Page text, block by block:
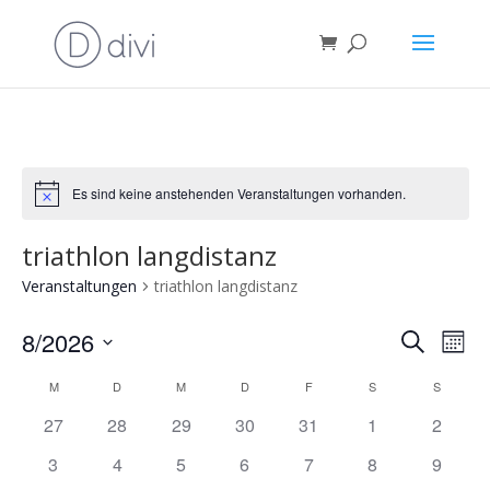
Notice Es sind keine anstehenden Veranstaltungen vorhanden.
triathlon langdistanz
Veranstaltungen triathlon langdistanz
und
Suche
8/2026
wählen.
Kalender
von
M D M D F S S
has
Veranstaltungen,
27
has
Veranstaltungen,
28
has
Veranstaltungen,
29
has
Veranstaltungen,
30
has
Veranstaltungen,
31
has
1
has
2
has
3
has
4
has
5
has
6
has
7
has
8
has
9